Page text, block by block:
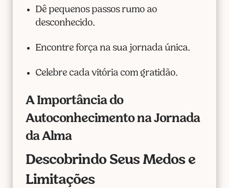
Dê pequenos passos rumo ao
desconhecido.
Encontre força na sua jornada única.
Celebre cada vitória com gratidão.
A Importância do
Autoconhecimento na Jornada
da Alma
Descobrindo Seus Medos e
Limitações